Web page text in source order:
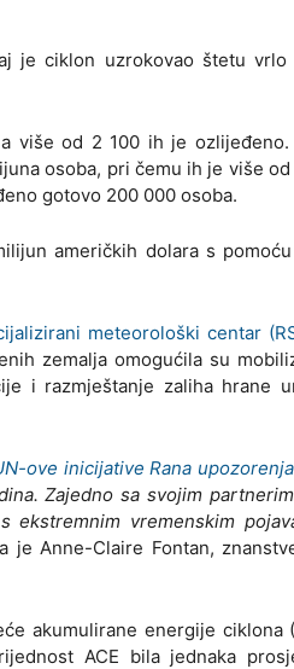
je ciklon uzrokovao štetu vrlo
više od 2 100 ih je ozlijeđeno.
osoba, pri čemu ih je više
gotovo 200 000 osoba.
američkih dolara s
meteorološki centar
zemalja omogućila su
i razmještanje zaliha hrane
ove inicijative Rana
Zajedno sa svojim
vremenskim
je Anne-Claire Fontan,
akumulirane energije ciklona
ACE bila jednaka